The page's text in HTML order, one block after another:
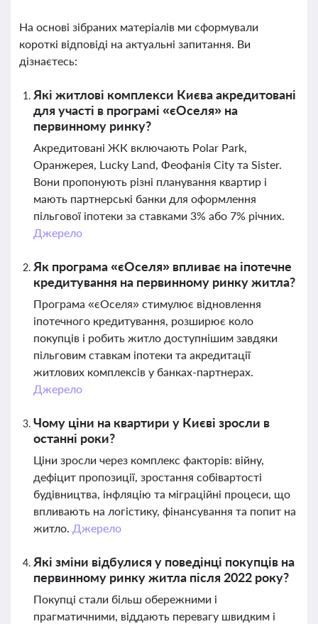
На основі зібраних матеріалів ми сформували
короткі відповіді на актуальні запитання. Ви
дізнаєтесь:
Які житлові комплекси Києва акредитовані
для участі в програмі «єОселя» на
первинному ринку?
Акредитовані ЖК включають Polar Park,
Оранжерея, Lucky Land, Феофанія City та Sister.
Вони пропонують різні планування квартир і
мають партнерські банки для оформлення
пільгової іпотеки за ставками 3% або 7% річних.
Джерело
Як програма «єОселя» впливає на іпотечне
кредитування на первинному ринку житла?
Програма «єОселя» стимулює відновлення
іпотечного кредитування, розширює коло
покупців і робить житло доступнішим завдяки
пільговим ставкам іпотеки та акредитації
житлових комплексів у банках-партнерах.
Джерело
Чому ціни на квартири у Києві зросли в
останні роки?
Ціни зросли через комплекс факторів: війну,
дефіцит пропозиції, зростання собівартості
будівництва, інфляцію та міграційні процеси, що
впливають на логістику, фінансування та попит на
житло. Джерело
Які зміни відбулися у поведінці покупців на
первинному ринку житла після 2022 року?
Покупці стали більш обережними і
прагматичними, віддають перевагу швидким і